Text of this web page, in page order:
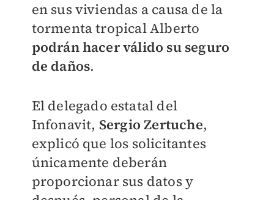
en sus viviendas a causa de la
tormenta tropical Alberto
podrán hacer válido su seguro
de daños.
El delegado estatal del
Infonavit, Sergio Zertuche,
explicó que los solicitantes
únicamente deberán
proporcionar sus datos y